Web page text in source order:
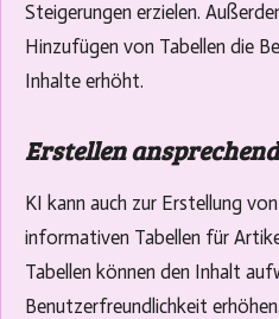
Steigerungen erzielen.
Hinzufügen von Tabellen die
Inhalte erhöht.
Erstellen
KI kann auch zur Erstellung
informativen Tabellen für
Tabellen können den Inhalt
Benutzerfreundlichkeit erhöhen.